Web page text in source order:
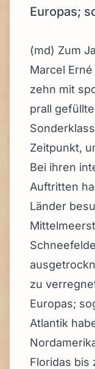
Europas;
(md) Zum
Marcel
zehn mit
prall
Zeitpunkt,
Bei ihren
Auftritten
Länder
zu
Europas;
Atlantik
Floridas bis